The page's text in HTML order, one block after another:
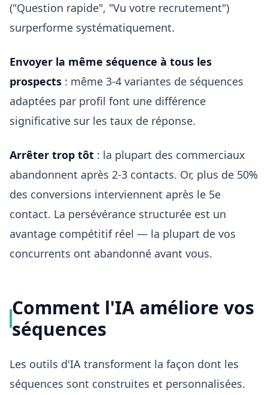
("Question rapide", "Vu votre recrutement")
surperforme systématiquement.
Envoyer la même séquence à tous les
prospects : même 3-4 variantes de séquences
adaptées par profil font une différence
significative sur les taux de réponse.
Arrêter trop tôt : la plupart des commerciaux
abandonnent après 2-3 contacts. Or, plus de 50%
des conversions interviennent après le 5e
contact. La persévérance structurée est un
avantage compétitif réel — la plupart de vos
concurrents ont abandonné avant vous.
Comment l'IA améliore vos
séquences
Les outils d'IA transforment la façon dont les
séquences sont construites et personnalisées.